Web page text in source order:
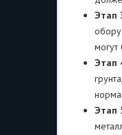
Этап
могут
Этап
Этап